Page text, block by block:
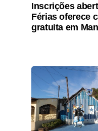
Inscrições
Férias oferece
gratuita em